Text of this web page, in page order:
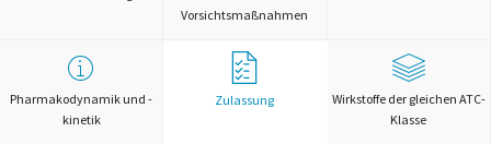
Vorsichtsmaßnahmen
Pharmakodynamik und -
kinetik
Zulassung
Wirkstoffe der gleichen ATC-
Klasse